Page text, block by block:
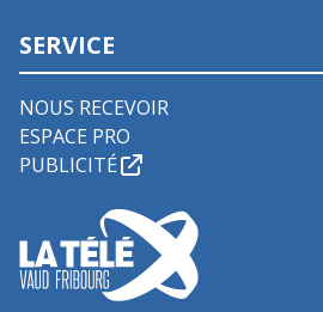
SERVICE
NOUS RECEVOIR
ESPACE PRO
PUBLICITÉ